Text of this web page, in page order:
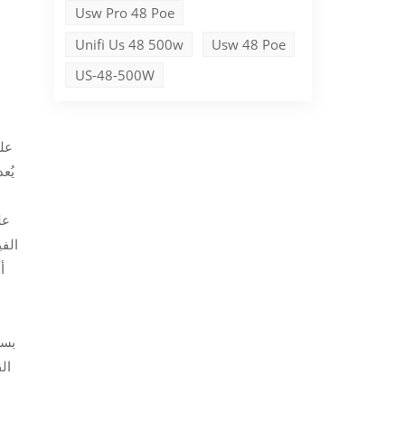
Usw Pro 48 Poe
Unifi Us 48 500w
Usw 48 Poe
US-48-500W